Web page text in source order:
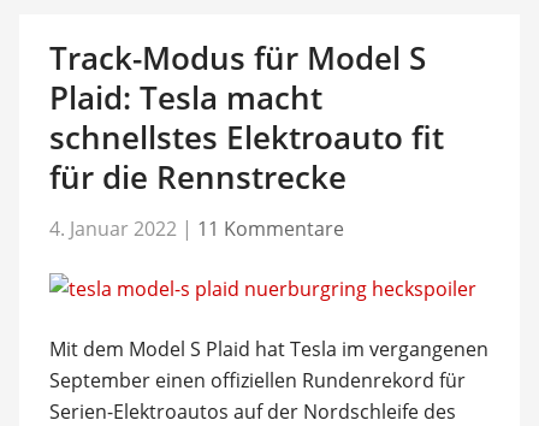
Track-Modus für Model S
Plaid: Tesla macht
schnellstes Elektroauto fit
für die Rennstrecke
4. Januar 2022 | 11 Kommentare
Mit dem Model S Plaid hat Tesla im vergangenen
September einen offiziellen Rundenrekord für
Serien-Elektroautos auf der Nordschleife des